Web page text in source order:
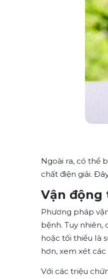
Ngoài ra, có thể
chất điện giải.
Vận động
Phương pháp
bệnh. Tuy nhiên,
hoặc tối thiểu là
hơn, xem xét
Với các triệu